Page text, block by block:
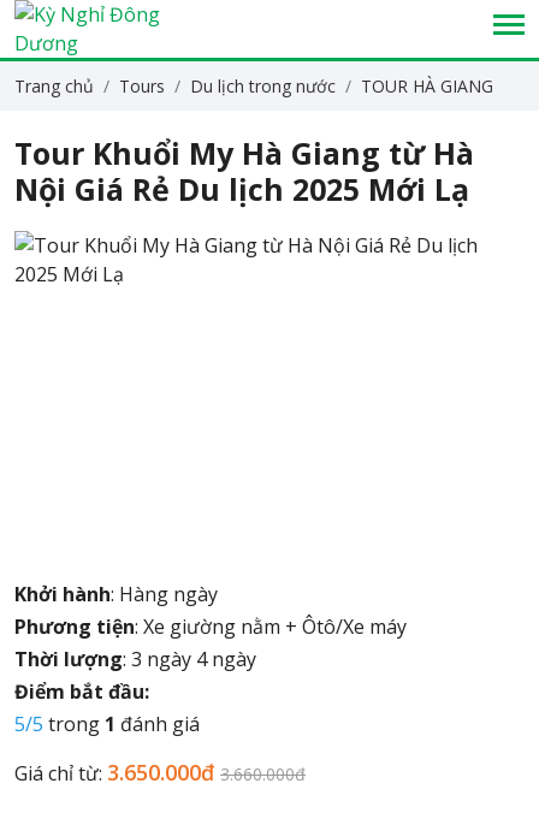
Trang chủ Tours Du lịch trong nước TOUR HÀ GIANG
Tour Khuổi My Hà Giang từ Hà
Nội Giá Rẻ Du lịch 2025 Mới Lạ
Khởi hành: Hàng ngày
Phương tiện: Xe giường nằm + Ôtô/Xe máy
Thời lượng: 3 ngày 4 ngày
Điểm bắt đầu:
5/5 trong 1 đánh giá
Giá chỉ từ: 3.650.000đ 3.660.000đ